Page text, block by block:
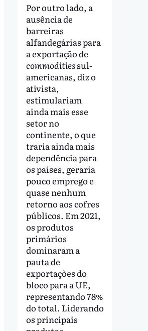
Por outro lado, a
ausência de
barreiras
alfandegárias para
a exportação de
commoditiessul-
americanas, diz o
ativista,
estimulariam
ainda mais esse
setor no
continente, o que
traria ainda mais
dependência para
os países, geraria
pouco emprego e
quase nenhum
retorno aos cofres
públicos. Em 2021,
os produtos
primários
dominaram a
pauta de
exportações do
bloco para a UE,
representando 78%
do total. Liderando
os principais